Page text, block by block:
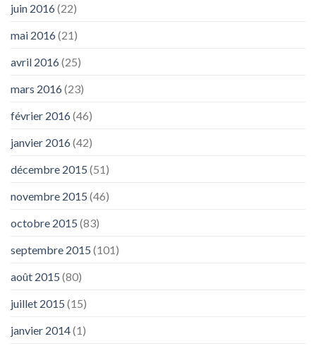
juin 2016(22)
mai 2016(21)
avril 2016(25)
mars 2016(23)
février 2016(46)
janvier 2016(42)
décembre 2015 (51)
novembre 2015 (46)
octobre 2015 (83)
septembre 2015 (101)
août 2015 (80)
juillet 2015 (15)
janvier 2014(1)